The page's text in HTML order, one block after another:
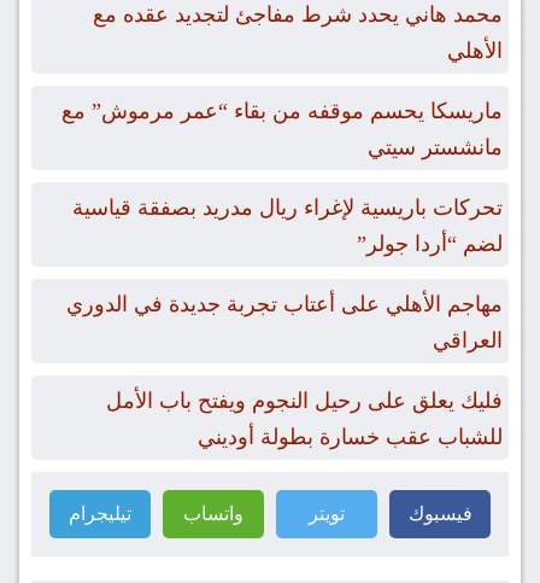
محمد هاني يحدد شرط مفاجئ لتجديد عقده مع
الأهلي
ماريسكا يحسم موقفه من بقاء “عمر مرموش” مع
مانشستر سيتي
تحركات باريسية لإغراء ريال مدريد بصفقة قياسية
لضم “أردا جولر”
مهاجم الأهلي على أعتاب تجربة جديدة في الدوري
العراقي
فليك يعلق على رحيل النجوم ويفتح باب الأمل
للشباب عقب خسارة بطولة أوديني
فيسبوك تويتر واتساب تيليجرام